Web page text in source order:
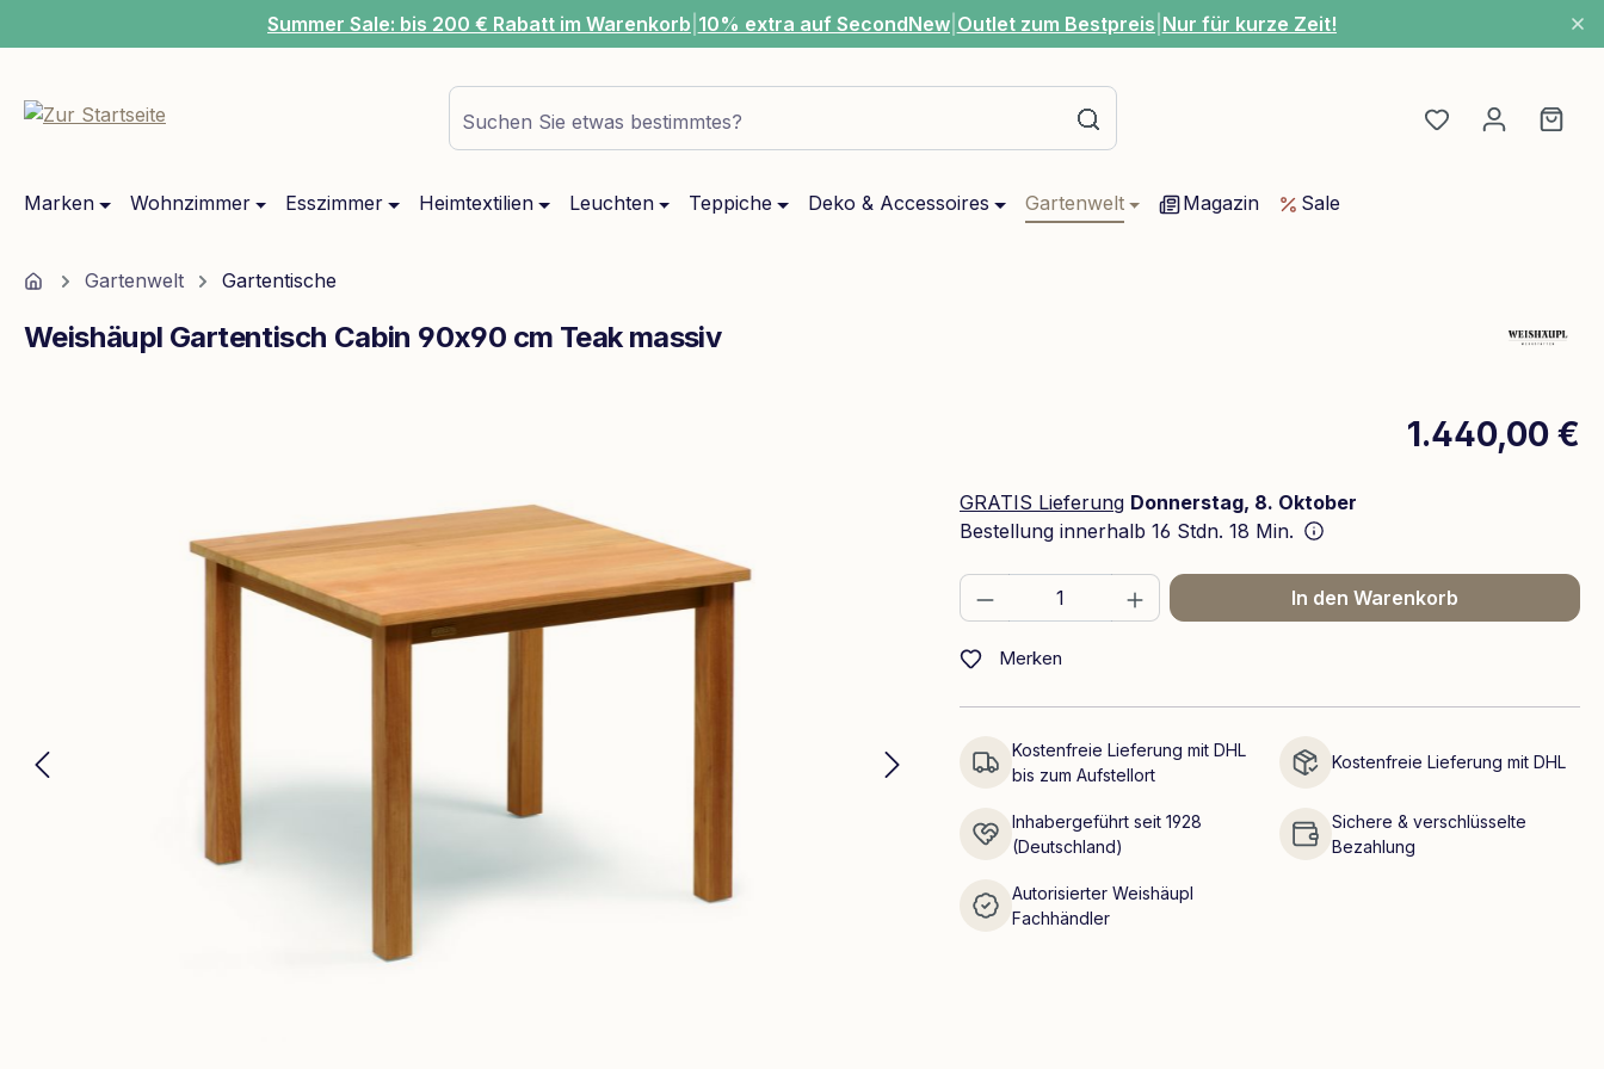
Zur Hauptnavigation springenSummer Sale: bis 200 € Rabatt im Warenkorb 10% extra auf SecondNew Outlet zum Bestpreis Nur für kurze Zeit!
Suchen Sie etwas bestimmtes? Du hast 0
Marken Wohnzimmer Esszimmer Heimtextilien Leuchten Teppiche Deko & Accessoires Gartenwelt Magazin Sale
HomeGartenwelt Gartentische
Weishäupl Gartentisch Cabin 90x90 cm Teak massiv
1.440,00 €
GRATIS Lieferung Donnerstag, 8. Oktober
Bestellung innerhalb 16 Stdn. 18 Min.
Produkt Anzahl: Gib den gewünschten Wert
In den Warenkorb
Merken
Kostenfreie Lieferung mit DHL
bis zum Aufstellort
Kostenfreie Lieferung mit DHL
Inhabergeführt seit 1928
(Deutschland)
Sichere & verschlüsselte
Bezahlung
Autorisierter Weishäupl
Fachhändler